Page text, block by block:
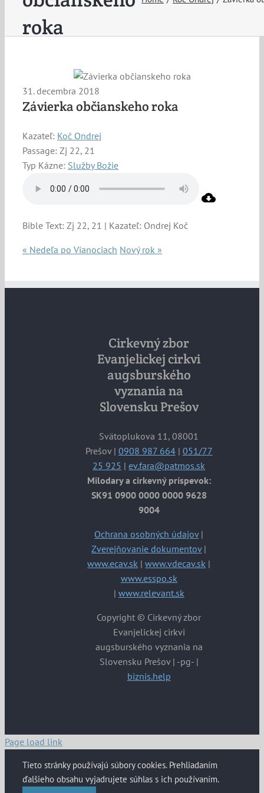
roka
31. decembra 2018
Závierka občianskeho roka
Kazateľ: Koč Ondrej
Passage: Zj 22, 21
Typ Kázne: Služby Božie
Bible Text: Zj 22, 21 | Kazateľ: Ondrej Koč
« Nedeľa po Vianociach Nový rok »
Cirkevný zbor
Evanjelickej cirkvi
augsburského
vyznania na
Slovensku Prešov
Svätoplukova 11, 08001
Prešov | 0908 987 664| 051/77
25 925 |ev.fara@patmos.sk
Milodary a cirkevný príspevok:
SK91 0900 0000 0000 9628
9004
Ochrana osobných údajov|
Zverejňovanie dokumentov|
www.ecav.sk |www.vdecav.sk |
www.esspo.sk
| www.relevant.sk
Copyright © Cirkevný zbor
Evanjelickej cirkvi
augsburského vyznania na
Slovensku Prešov | -pg- |
biznis.help
Page load link
Tieto stránky používajú súbory cookies. Prehliadaním
ďalšieho obsahu vyjadrujete súhlas s ich používaním.